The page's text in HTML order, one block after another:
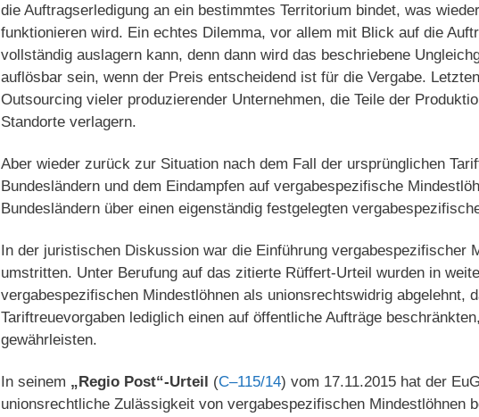
die Auftragserledigung an ein bestimmtes Territorium bindet, was
funktionieren wird. Ein echtes Dilemma, vor allem mit Blick auf die
vollständig auslagern kann, denn dann wird das beschriebene
auflösbar sein, wenn der Preis entscheidend ist für die Vergabe.
Outsourcing vieler produzierender Unternehmen, die Teile der
Standorte verlagern.
Aber wieder zurück zur Situation nach dem Fall der ursprünglichen
Bundesländern und dem Eindampfen auf vergabespezifische
Bundesländern über einen eigenständig festgelegten
In der juristischen Diskussion war die Einführung vergabespezifischer
umstritten. Unter Berufung auf das zitierte Rüffert-Urteil wurden in
vergabespezifischen Mindestlöhnen als unionsrechtswidrig abgelehnt,
Tariftreuevorgaben lediglich einen auf öffentliche Aufträge
gewährleisten.
In seinem „Regio Post“-Urteil (C–115/14) vom 17.11.2015 hat der
unionsrechtliche Zulässigkeit von vergabespezifischen Mindestlöhnen